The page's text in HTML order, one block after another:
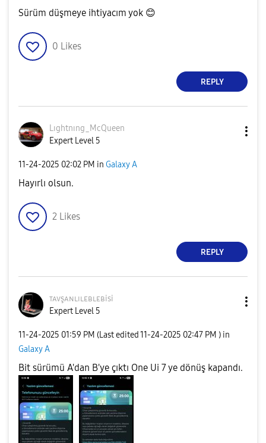
Sürüm düşmeye ihtiyacım yok 😊
0 Likes
REPLY
Lıghtnıng_McQueen
Expert Level 5
‎11-24-2025 02:02 PM in Galaxy A
Hayırlı olsun.
2 Likes
REPLY
ᴛᴀᴠşᴀɴʟɪʟᴇʙʟᴇʙisi
Expert Level 5
‎11-24-2025 01:59 PM (Last edited ‎11-24-2025 02:47 PM ) in
Galaxy A
Bit sürümü A'dan B'ye çıktı One Ui 7 ye dönüş kapandı.